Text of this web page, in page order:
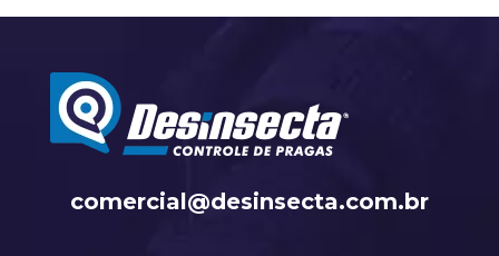
comercial@desinsecta.com.br